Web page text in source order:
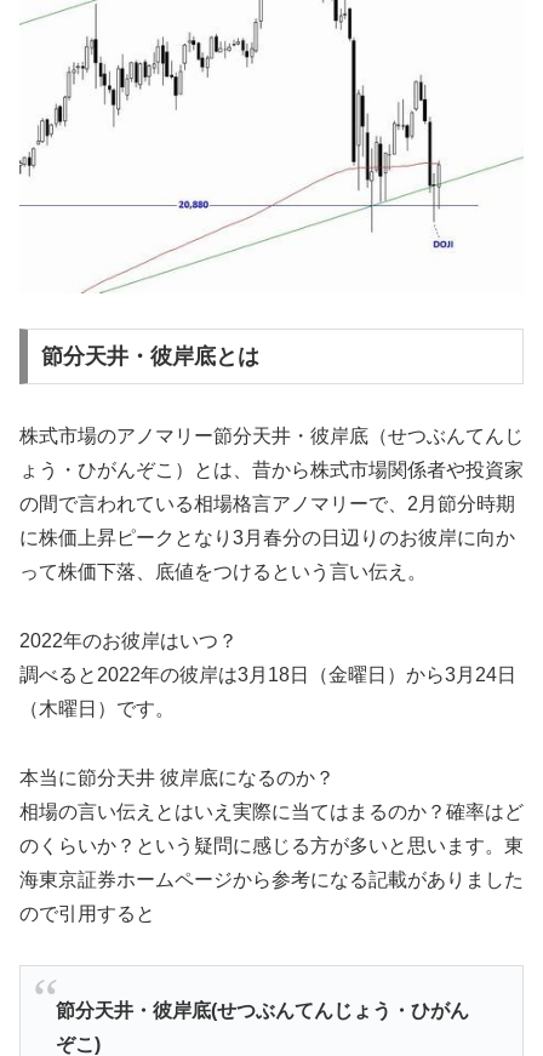
節分天井・彼岸底とは
株式市場のアノマリー節分天井・彼岸底（せつぶんてんじ
ょう・ひがんぞこ）とは、昔から株式市場関係者や投資家
の間で言われている相場格言アノマリーで、2月節分時期
に株価上昇ピークとなり3月春分の日辺りのお彼岸に向か
って株価下落、底値をつけるという言い伝え。
2022年のお彼岸はいつ？
調べると2022年の彼岸は3月18日（金曜日）から3月24日
（木曜日）です。
本当に節分天井 彼岸底になるのか？
相場の言い伝えとはいえ実際に当てはまるのか？確率はど
のくらいか？という疑問に感じる方が多いと思います。東
海東京証券ホームページから参考になる記載がありました
ので引用すると
節分天井・彼岸底(せつぶんてんじょう・ひがん
ぞこ)